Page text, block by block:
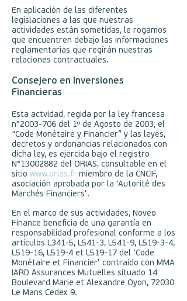
En aplicación de las diferentes
legislaciones a las que nuestras
actividades están sometidas, le rogamos
que encuentren debajo las informaciones
reglamentarias que regirán nuestras
relaciones contractuales.
Consejero en Inversiones
Financieras
Esta actvidad, regida por la ley francesa
n°2003-706 del 1º de Agosto de 2003, el
“Code Monétaire y Financier” y las leyes,
decretos y ordonancias relacionados con
dicha ley, es ejercida bajo el registro
N°13002882 del ORIAS, consultable en el
sitio www.orias.fr miembro de la CNCIF,
asociación aprobada por la ‘Autorité des
Marchés Financiers’.
En el marco de sus actividades, Noveo
Finance beneficia de una garantía en
responsabilidad profesional conforme a los
artículos L341-5, L541-3, L541-9, L519-3-4,
L519-16, L519-4 et L519-17 del ‘Code
Monétaire et Financier’ contraído con MMA
IARD Assurances Mutuelles situado 14
Boulevard Marie et Alexandre Oyon, 72030
Le Mans Cedex 9.